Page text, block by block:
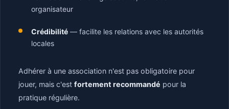
organisateur
Crédibilité — facilite les relations avec les autorités
locales
Adhérer à une association n'est pas obligatoire pour
jouer, mais c'est fortement recommandé pour la
pratique régulière.